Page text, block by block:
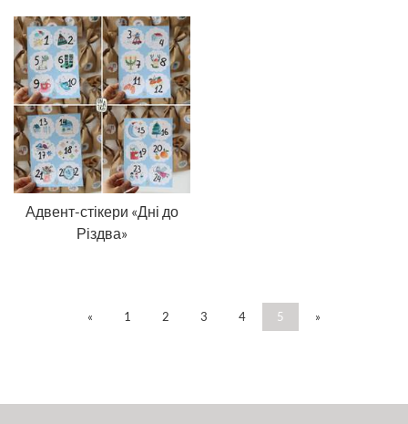
Адвент-стікери «Дні до
Різдва»
« 1 2 3 4 5 »